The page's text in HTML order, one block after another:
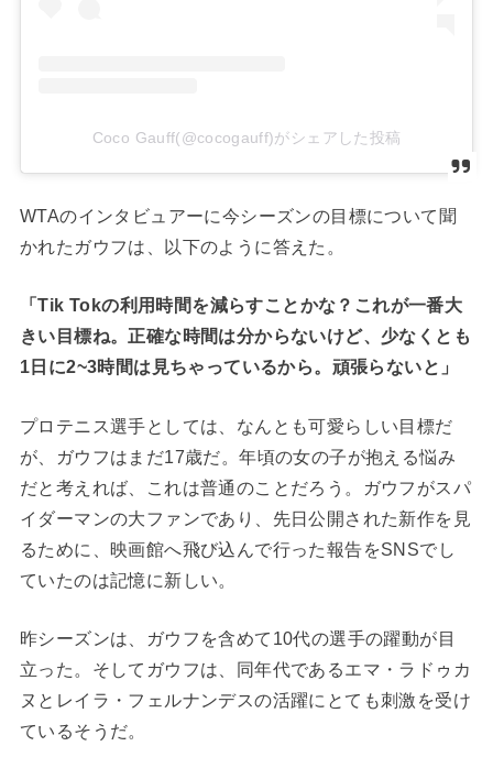
Coco Gauff(@cocogauff)がシェアした投稿
WTAのインタビュアーに今シーズンの目標について聞
かれたガウフは、以下のように答えた。
「Tik Tokの利用時間を減らすことかな？これが一番大
きい目標ね。正確な時間は分からないけど、少なくとも
1日に2~3時間は見ちゃっているから。頑張らないと」
プロテニス選手としては、なんとも可愛らしい目標だ
が、ガウフはまだ17歳だ。年頃の女の子が抱える悩み
だと考えれば、これは普通のことだろう。ガウフがスパ
イダーマンの大ファンであり、先日公開された新作を見
るために、映画館へ飛び込んで行った報告をSNSでし
ていたのは記憶に新しい。
昨シーズンは、ガウフを含めて10代の選手の躍動が目
立った。そしてガウフは、同年代であるエマ・ラドゥカ
ヌとレイラ・フェルナンデスの活躍にとても刺激を受け
ているそうだ。